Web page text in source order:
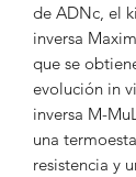
de ADNc, el
inversa
que se
evolución in
inversa M-
una
resistencia y